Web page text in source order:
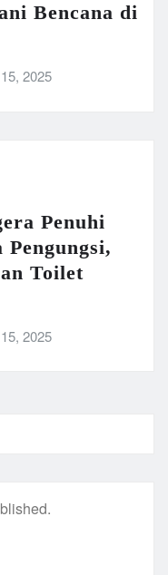
Bencana di
2025
Penuhi
Toilet
2025